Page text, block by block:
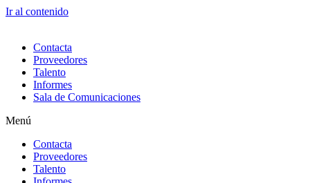
Ir al contenido
Contacta
Proveedores
Talento
Informes
Sala de Comunicaciones
Menú
Contacta
Proveedores
Talento